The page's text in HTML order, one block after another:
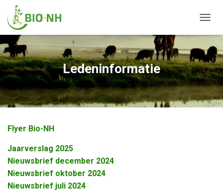
A
I
G
A
E
Ledeninformatie
Flyer Bio-NH
Jaarverslag 2025
Nieuwsbrief december 2024
Nieuwsbrief oktober 2024
Nieuwsbrief juli 2024